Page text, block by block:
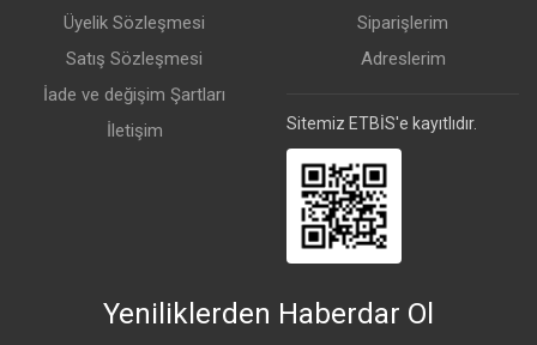
Üyelik Sözleşmesi
Satış Sözleşmesi
İade ve değişim Şartları
İletişim
Siparişlerim
Adreslerim
Sitemiz ETBİS'e kayıtlıdır.
Yeniliklerden Haberdar Ol